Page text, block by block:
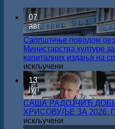
07
авг
Саопштење поводом
Министарства културе
капиталних издања на
искључени
Саопштење
поводом
резултата
конкурса
Министарства
културе
за
13
јул
САША РАДОЈЧИЋ
ХРИСОВУЉЕ ЗА 2026.
искључени